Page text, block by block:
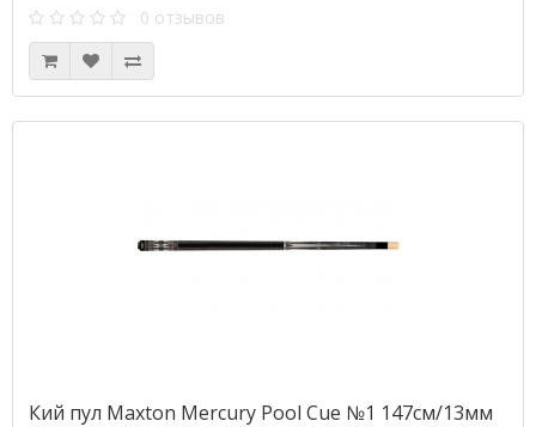
0 отзывов
Кий пул Maxton Mercury Pool Cue №1 147см/13мм